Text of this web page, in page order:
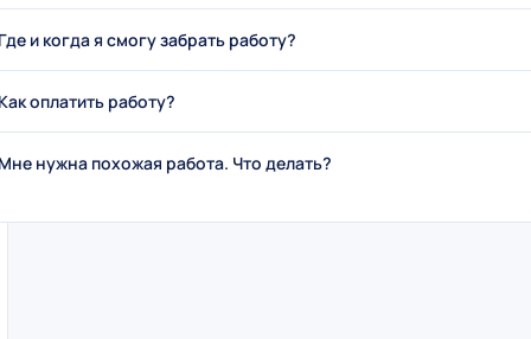
Где и когда я смогу забрать работу?
Как оплатить работу?
Мне нужна похожая работа. Что делать?